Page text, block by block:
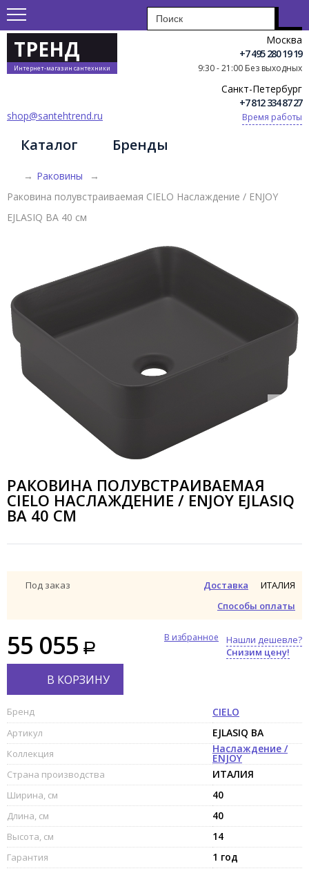
ТРЕНД
Интернет-магазин сантехники
Москва
+7 495 280 19 19
9:30 - 21:00 Без выходных
Санкт-Петербург
+7 812 334 87 27
Время работы
shop@santehtrend.ru
Каталог Бренды
→ Раковины
→
Раковина полувстраиваемая CIELO Наслаждение / ENJOY
EJLASIQ BA 40 см
РАКОВИНА ПОЛУВСТРАИВАЕМАЯ
CIELO НАСЛАЖДЕНИЕ / ENJOY EJLASIQ
BA 40 СМ
Под заказ
Доставка
Способы оплаты
ИТАЛИЯ
55 055
Нашли дешевле?
Снизим цену!
В избранное
В КОРЗИНУ
Бренд CIELO
Артикул EJLASIQ BA
Коллекция Наслаждение /
ENJOY
Страна производства ИТАЛИЯ
Ширина, см 40
Длина, см 40
Высота, см 14
Гарантия 1 год